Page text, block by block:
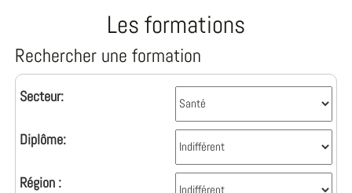
Les formations
Rechercher une formation
Secteur:
Diplôme:
Région :